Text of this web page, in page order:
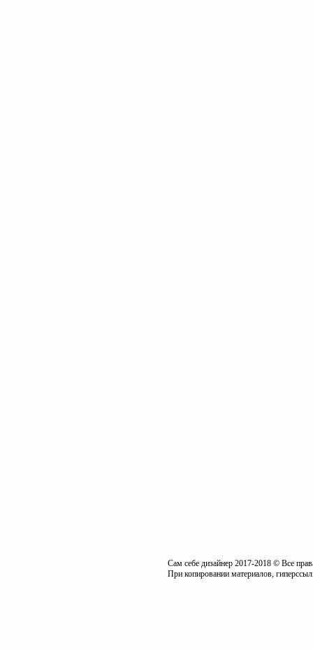
Сам себе дизайнер 2017-2018 © Все
При копировании материалов,